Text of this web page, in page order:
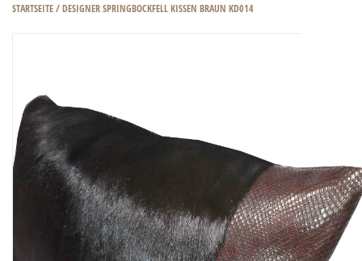
STARTSEITE/DESIGNER SPRINGBOCKFELL KISSEN BRAUN KD014